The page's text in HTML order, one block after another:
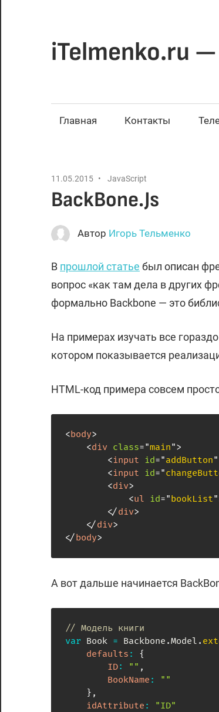
содержимому
iTelmenko.ru —
Главная Контакты
11.05.2015 JavaScript
BackBone.Js
Автор Игорь Тельменко
В прошлой статье был описан
вопрос «как там дела в других
формально Backbone — это
На примерах изучать все
котором показывается
HTML-код примера совсем
<body>
<div class="main">
<input id="addButton"
<input id="
<div>
<ul id="bookList"
</div>
</div>
</body>
А вот дальше начинается
// Модель книги
var Book = Backbone .Model .
defaults :
{
ID: "" ,
BookName :
""
} ,
idAttribute :
"ID"